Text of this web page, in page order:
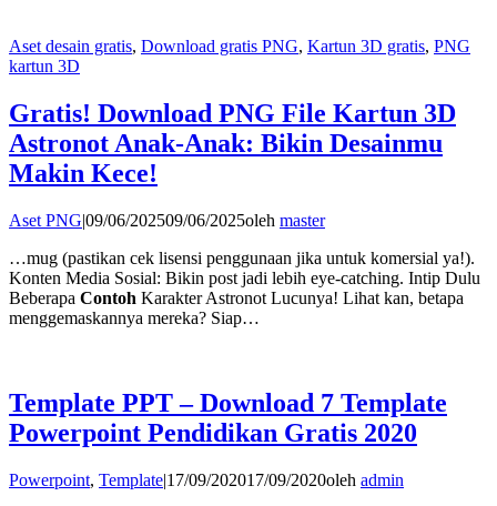
Aset desain gratis, Download gratis PNG, Kartun 3D gratis, PNG
kartun 3D
Gratis! Download PNG File Kartun 3D
Astronot Anak-Anak: Bikin Desainmu
Makin Kece!
Aset PNG|09/06/202509/06/2025oleh master
…mug (pastikan cek lisensi penggunaan jika untuk komersial ya!).
Konten Media Sosial: Bikin post jadi lebih eye-catching. Intip Dulu
Beberapa Contoh Karakter Astronot Lucunya! Lihat kan, betapa
menggemaskannya mereka? Siap…
Template PPT – Download 7 Template
Powerpoint Pendidikan Gratis 2020
Powerpoint, Template|17/09/202017/09/2020oleh admin